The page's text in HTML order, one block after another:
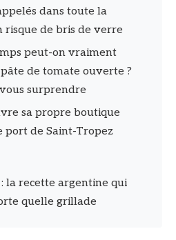
dans toute la
risque de bris de verre
peut-on vraiment
de tomate ouverte ?
surprendre
sa propre boutique
port de Saint-Tropez
la recette argentine qui
quelle grillade